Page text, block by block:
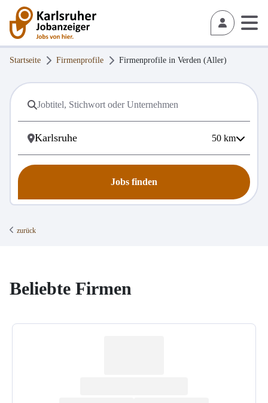
Startseite Firmenprofile Firmenprofile in Verden (Aller)
50 km
Jobs finden
zurück
Beliebte Firmen